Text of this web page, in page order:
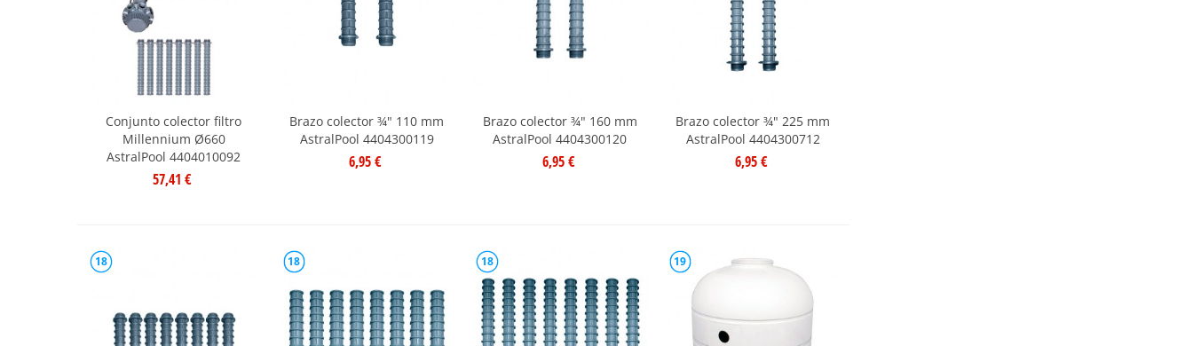
Conjunto colector filtro
Millennium Ø660
AstralPool 4404010092
57,41 €
Brazo colector ¾" 110 mm
AstralPool 4404300119
6,95 €
Brazo colector ¾" 160 mm
AstralPool 4404300120
6,95 €
Brazo colector ¾" 225 mm
AstralPool 4404300712
6,95 €
18 18 18 19